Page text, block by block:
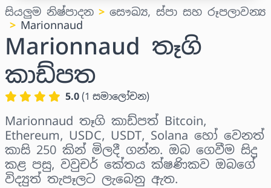
සියලුම නිෂ්පාදන
සෞඛ්‍ය, ස්පා සහ රූපලාවන්‍ය
Marionnaud
Marionnaud තෑගි
කාඩ්පත
5.0 (1 සමාලෝචන)
Marionnaud තෑගි කාඩ්පත් Bitcoin,
Ethereum, USDC, USDT, Solana හෝ වෙනත්
කාසි 250 කින් මිලදී ගන්න. ඔබ ගෙවීම සිදු
කළ පසු, වවුචර් කේතය ක්ෂණිකව ඔබගේ
විද්‍යුත් තැපෑලට ලැබෙනු ඇත.